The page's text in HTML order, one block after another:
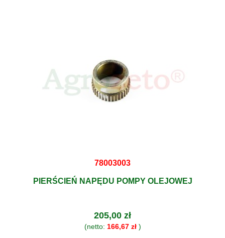
78003003
PIERŚCIEŃ NAPĘDU POMPY OLEJOWEJ
205,00 zł
(netto: 166,67 zł)